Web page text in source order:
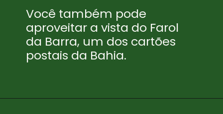
Você também pode
aproveitar a vista do Farol
da Barra, um dos cartões
postais da Bahia.